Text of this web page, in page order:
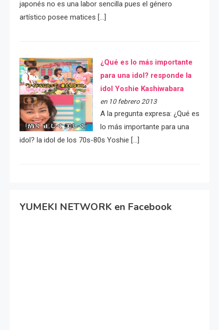
japonés no es una labor sencilla pues el género
artístico posee matices […]
¿Qué es lo más importante
para una idol? responde la
idol Yoshie Kashiwabara
en 10 febrero 2013
A la pregunta expresa: ¿Qué es
lo más importante para una
idol? la idol de los 70s-80s Yoshie […]
YUMEKI NETWORK en Facebook